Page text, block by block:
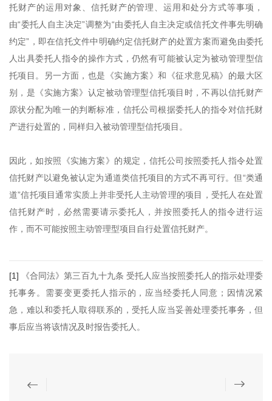
托财产的运用对象、信托财产的管理、运用和处分方式等事项，
由“委托人自主决定”调整为“由委托人自主决定或信托文件事先明确
约定”，即在信托文件中明确约定信托财产的处置方案而避免由委托
人出具委托人指令的操作方式，仍然有可能被认定为被动管理型信
托项目。另一方面，也是《实施方案》和《征求意见稿》的最大区
别，是《实施方案》认定被动管理型信托项目时，不再以信托财产
原状分配为唯一的判断标准，信托公司根据委托人的指令对信托财
产进行处置的，同样归入被动管理型信托项目。
因此，如按照《实施方案》的规定，信托公司按照委托人指令处置
信托财产以避免被认定为通道类信托项目的方式不再可行。但“类通
道”信托项目通常实质上并非受托人主动管理的项目，受托人在处置
信托财产时，必然需要请示委托人，并按照委托人的指令进行运
作，而不可能按照主动管理型项目自行处置信托财产。
[1] 《合同法》第三百九十九条 受托人应当按照委托人的指示处理委
托事务。需要变更委托人指示的，应当经委托人同意；因情况紧
急，难以和委托人取得联系的，受托人应当妥善处理委托事务，但
事后应当将该情况及时报告委托人。